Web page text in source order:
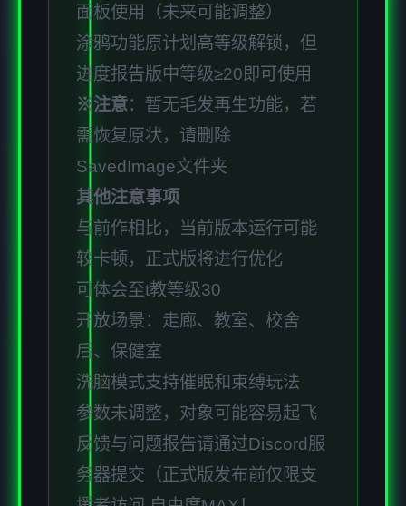
面板使用（未来可能调整）
涂鸦功能原计划高等级解锁，但
进度报告版中等级≥20即可使用
※注意：暂无毛发再生功能，若
需恢复原状，请删除
SavedImage文件夹
其他注意事项
与前作相比，当前版本运行可能
较卡顿，正式版将进行优化
可体会至t教等级30
开放场景：走廊、教室、校舍
后、保健室
洗脑模式支持催眠和束缚玩法
参数未调整，对象可能容易起飞
反馈与问题报告请通过Discord服
务器提交（正式版发布前仅限支